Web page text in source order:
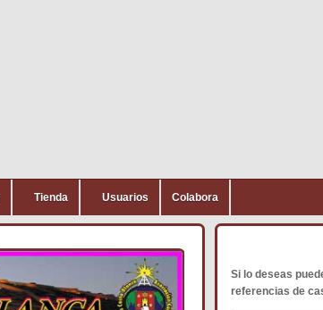
Tienda Usuarios Colabora
Si lo deseas
referencias de